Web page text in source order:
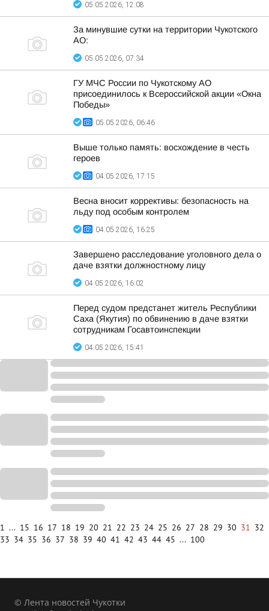
05.05.2026, 12:08
За минувшие сутки на территории Чукотского
АО:
05.05.2026, 07:34
ГУ МЧС России по Чукотскому АО
присоединилось к Всероссийской акции «Окна
Победы»
05.05.2026, 06:46
Выше только память: восхождение в честь
героев
04.05.2026, 17:15
Весна вносит коррективы: безопасность на
льду под особым контролем
04.05.2026, 16:25
Завершено расследование уголовного дела о
даче взятки должностному лицу
04.05.2026, 16:02
Перед судом предстанет житель Республики
Саха (Якутия) по обвинению в даче взятки
сотрудникам Госавтоинспекции
04.05.2026, 15:41
1 ... 15 16 17 18 19 20 21 22 23 24 25 26 27 28 29 30 31 32
33 34 35 36 37 38 39 40 41 42 43 44 45 ... 100
© Лента новостей Чукотки